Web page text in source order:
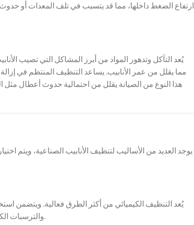
ارتفاع الضغط داخلها، مما قد يتسبب في تلف المعدات أو
يُعد التآكل وتدهور المواد من أبرز المشاكل التي تصيب
مما يقلل من عمر الأنابيب. يساعد التنظيف المنتظم في إزالة
هذا النوع من الصيانة يقلل من احتمالية حدوث أعطال
يوجد العديد من الأساليب لتنظيف الأنابيب الصناعية، ويتم
يُعد التنظيف الكيميائي من أكثر الطرق فعالية. ويتضمن
والترسبات الكلسية. ويُستخدم هذا الأسلوب بشكل خاص للأنابيب المعقدة أو ذات الأقسام الضيقة.